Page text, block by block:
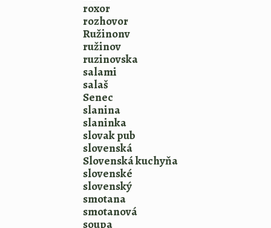
roxor
rozhovor
Ružinonv
ružinov
ruzinovska
salami
salaš
Senec
slanina
slaninka
slovak pub
slovenská
Slovenská kuchyňa
slovenské
slovenský
smotana
smotanová
soupa